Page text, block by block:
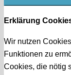
Erklärung
Wir nutzen
Funktionen zu
Cookies, die nötig